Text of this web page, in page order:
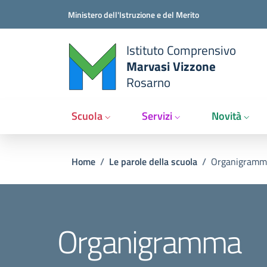
Ministero dell'Istruzione e del Merito
Istituto Comprensivo
Marvasi Vizzone
Rosarno
Scuola Servizi Novità
Briciole di pane
Home / Le parole della scuola /
Organigramma